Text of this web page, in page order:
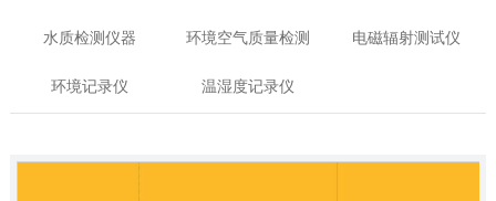
水质检测仪器 环境空气质量检测 电磁辐射测试仪
环境记录仪 温湿度记录仪